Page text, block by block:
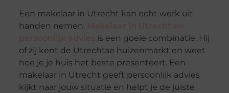
Een makelaar in Utrecht kan echt werk uit
handen nemen.
is een goeie combinatie. Hij
of zij kent de Utrechtse huizenmarkt en weet
hoe je je huis het beste presenteert. Een
makelaar in Utrecht geeft persoonlijk advies
kijkt naar jouw situatie en helpt je de juiste